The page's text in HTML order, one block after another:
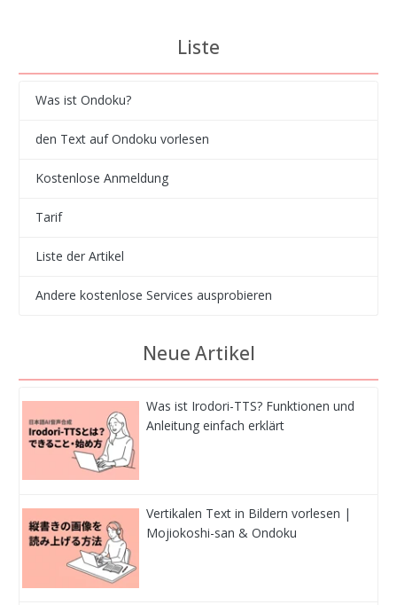
Liste
Was ist Ondoku?
den Text auf Ondoku vorlesen
Kostenlose Anmeldung
Tarif
Liste der Artikel
Andere kostenlose Services ausprobieren
Neue Artikel
Was ist Irodori-TTS? Funktionen und
Anleitung einfach erklärt
Vertikalen Text in Bildern vorlesen |
Mojiokoshi-san & Ondoku